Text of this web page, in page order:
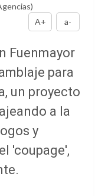
A+
a-
Fuenmayor
para
un proyecto
a la
y
'coupage',